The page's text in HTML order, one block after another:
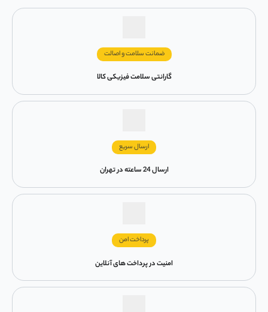
ضمانت سلامت و اصالت
گارانتی سلامت فیزیکی کالا
ارسال سریع
ارسال 24 ساعته در تهران
پرداخت امن
امنیت در پرداخت های آنلاین